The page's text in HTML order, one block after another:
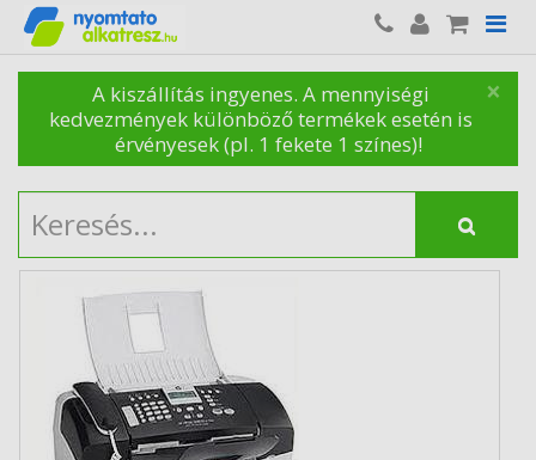
×
A kiszállítás ingyenes. A mennyiségi
kedvezmények különböző termékek esetén is
érvényesek (pl. 1 fekete 1 színes)!